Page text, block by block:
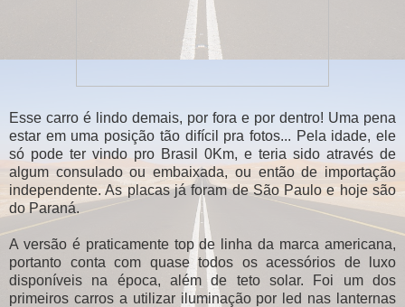
Esse carro é lindo demais, por fora e por dentro! Uma pena
estar em uma posição tão difícil pra fotos... Pela idade, ele
só pode ter vindo pro Brasil 0Km, e teria sido através de
algum consulado ou embaixada, ou então de importação
independente. As placas já foram de São Paulo e hoje são
do Paraná.
A versão é praticamente top de linha da marca americana,
portanto conta com quase todos os acessórios de luxo
disponíveis na época, além de teto solar. Foi um dos
primeiros carros a utilizar iluminação por led nas lanternas